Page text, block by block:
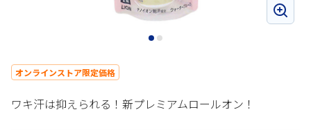
オンラインストア限定価格
ワキ汗は抑えられる！新プレミアムロールオン！